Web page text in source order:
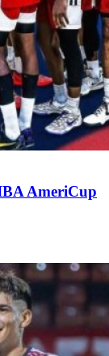
AmeriCup